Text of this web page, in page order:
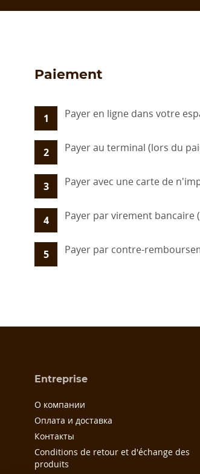
Paiement
1 Payer en ligne dans votre
2 Payer au terminal (lors du
3 Payer avec une carte de
4 Payer par virement
5 Payer par contre-
Entreprise
О компании
Оплата и доставка
Контакты
Conditions de retour et d'échange des
produits